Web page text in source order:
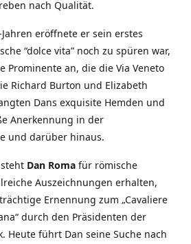
nach Qualität.
eröffnete er sein erstes
“dolce vita” noch zu spüren war,
Prominente an, die die Via Veneto
Richard Burton und Elizabeth
Dans exquisite Hemden und
Anerkennung in der
und darüber hinaus.
Dan Roma für römische
Auszeichnungen erhalten,
Ernennung zum „Cavaliere
durch den Präsidenten der
Heute führt Dan seine Suche nach